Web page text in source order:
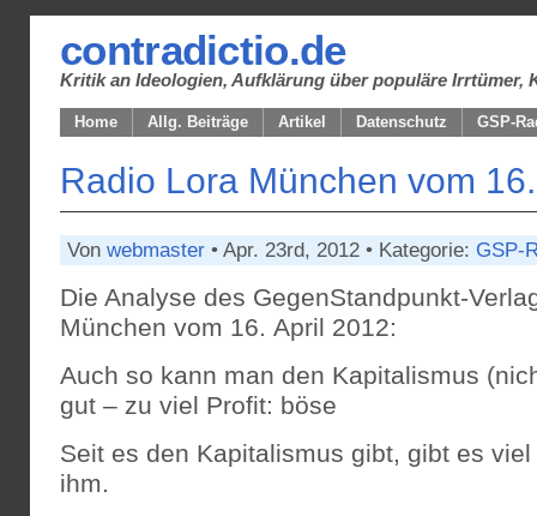
contradictio.de
Kritik an Ideologien, Aufklärung über populäre Irrtümer,
Home Allg. Beiträge Artikel Datenschutz GSP-
Radio Lora München vom
Von webmaster • Apr. 23rd, 2012 • Kategorie: GSP-
Die Analyse des GegenStandpunkt-
München vom 16. April 2012:
Auch so kann man den Kapitalismus
gut – zu viel Profit: böse
Seit es den Kapitalismus gibt, gibt es
ihm.